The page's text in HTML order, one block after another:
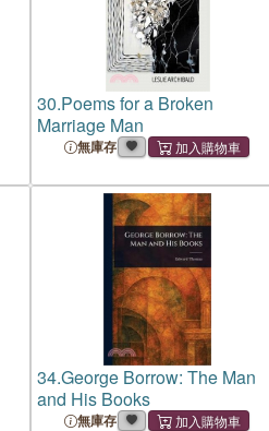
30.Poems for a Broken
Marriage Man
無庫存
34.George Borrow: The Man
and His Books
無庫存